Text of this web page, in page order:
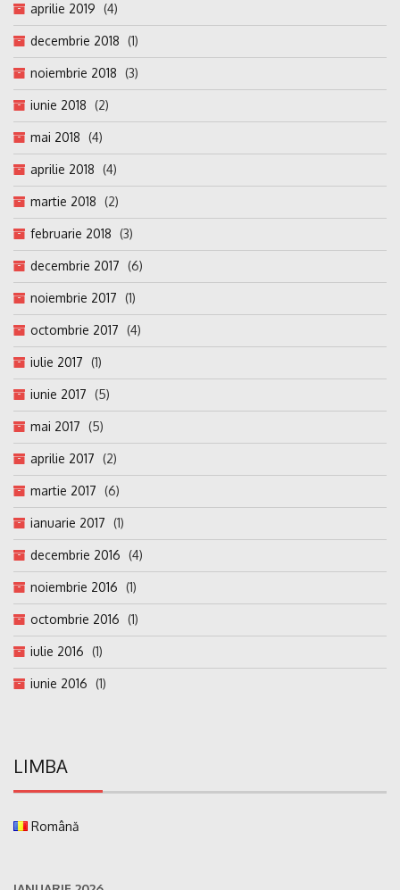
aprilie 2019 (4)
decembrie 2018 (1)
noiembrie 2018 (3)
iunie 2018 (2)
mai 2018 (4)
aprilie 2018 (4)
martie 2018 (2)
februarie 2018 (3)
decembrie 2017 (6)
noiembrie 2017 (1)
octombrie 2017 (4)
iulie 2017 (1)
iunie 2017 (5)
mai 2017 (5)
aprilie 2017 (2)
martie 2017 (6)
ianuarie 2017 (1)
decembrie 2016 (4)
noiembrie 2016 (1)
octombrie 2016 (1)
iulie 2016 (1)
iunie 2016 (1)
LIMBA
Română